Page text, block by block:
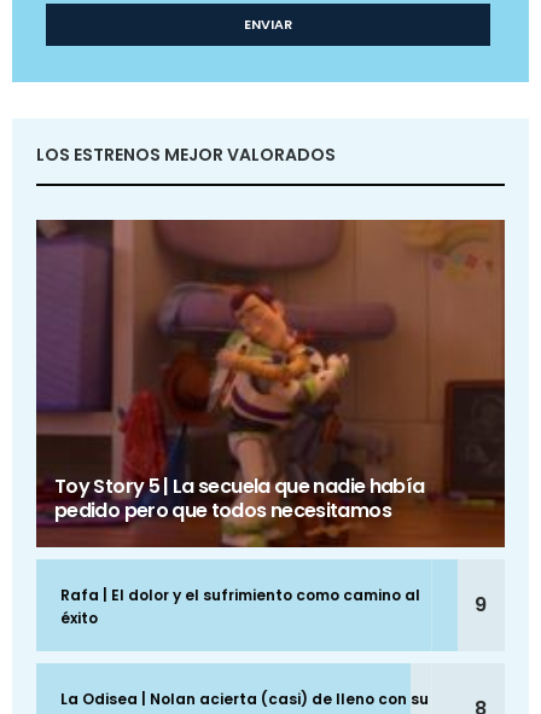
LOS ESTRENOS MEJOR VALORADOS
Toy Story 5 | La secuela que nadie había
pedido pero que todos necesitamos
Rafa | El dolor y el sufrimiento como camino al
éxito
9
La Odisea | Nolan acierta (casi) de lleno con su